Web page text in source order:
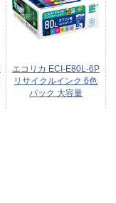
エコリカ ECI-E80L-6P
リサイクルインク 6色
パック 大容量